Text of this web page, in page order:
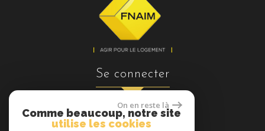
se connecter
On en reste là
Comme beaucoup, notre site
utilise les cookies